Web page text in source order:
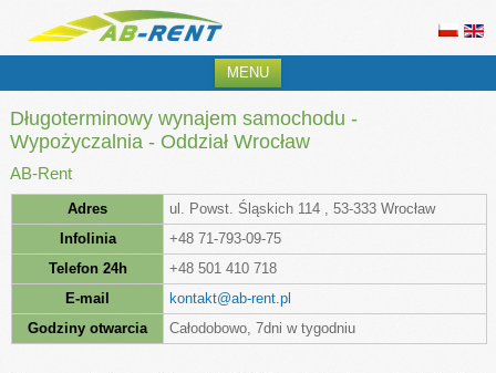
MENU
Długoterminowy wynajem samochodu -
Wypożyczalnia - Oddział Wrocław
AB-Rent
Adres ul. Powst. Śląskich 114 , 53-333 Wrocław
Infolinia
+48 71-793-09-75
Telefon 24h
+48 501 410 718
E-mail
kontakt@ab-rent.pl
Godziny otwarcia
Całodobowo, 7dni w tygodniu